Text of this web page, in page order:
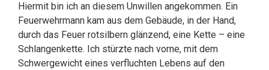
Hiermit bin ich an diesem Unwillen angekommen. Ein
Feuerwehrmann kam aus dem Gebäude, in der Hand,
durch das Feuer rotsilbern glänzend, eine Kette – eine
Schlangenkette. Ich stürzte nach vorne, mit dem
Schwergewicht eines verfluchten Lebens auf den